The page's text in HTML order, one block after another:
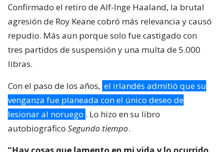
Confirmado el retiro de Alf-Inge Haaland, la brutal
agresión de Roy Keane cobró más relevancia y causó
repudio. Más aun porque solo fue castigado con
tres partidos de suspensión y una multa de 5.000
libras.
Con el paso de los años, el irlandés admitió que su
venganza fue planeada con el único deseo de
lesionar al noruego . Lo hizo en su libro
autobiográfico Segundo tiempo.